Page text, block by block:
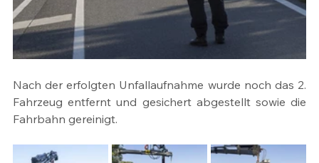
Nach der erfolgten Unfallaufnahme wurde noch das 2.
Fahrzeug entfernt und gesichert abgestellt sowie die
Fahrbahn gereinigt.